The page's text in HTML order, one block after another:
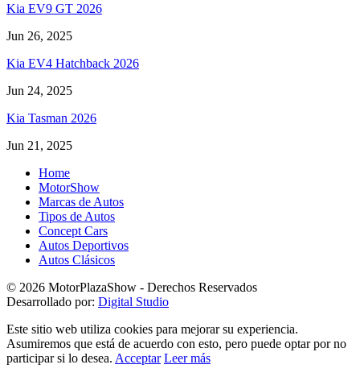
Kia EV9 GT 2026
Jun 26, 2025
Kia EV4 Hatchback 2026
Jun 24, 2025
Kia Tasman 2026
Jun 21, 2025
Home
MotorShow
Marcas de Autos
Tipos de Autos
Concept Cars
Autos Deportivos
Autos Clásicos
© 2026 MotorPlazaShow - Derechos Reservados
Desarrollado por: Digital Studio
Este sitio web utiliza cookies para mejorar su experiencia.
Asumiremos que está de acuerdo con esto, pero puede optar por no
participar si lo desea. Acceptar Leer más